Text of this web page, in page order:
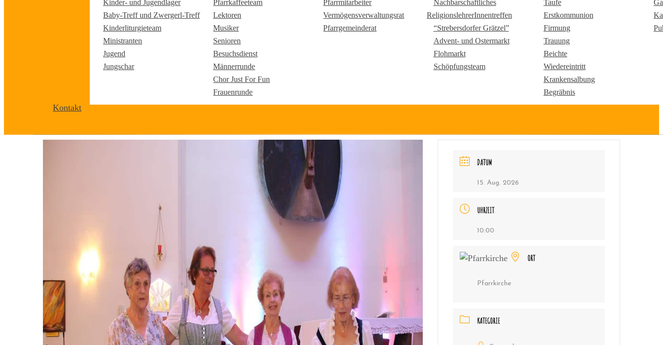
Kinder- und Jugendlager
Baby-Treff und Zwergerl-Treff
Kinderliturgieteam
Ministranten
Jugend
Jungschar
Pfarrkaffeeteam
Lektoren
Musiker
Senioren
Besuchsdienst
Männerrunde
Chor Just For Fun
Frauenrunde
Pfarrmitarbeiter
Vermögensverwaltungsrat
Pfarrgemeinderat
Nachbarschaftliches
ReligionslehrerInnentreffen
“Strebersdorfer Grätzel”
Advent- und Ostermarkt
Flohmarkt
Schöpfungsteam
Taufe
Erstkommunion
Firmung
Trauung
Beichte
Wiedereintritt
Krankensalbung
Begräbnis
Kontakt
DATUM
15. Aug. 2026
UHRZEIT
10:00
ORT
Pfarrkirche
KATEGORIE